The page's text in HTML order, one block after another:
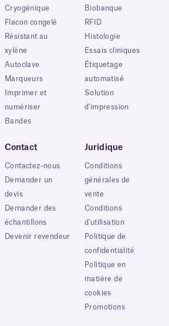
Cryogénique
Flacon congelé
Résistant au
xylène
Autoclave
Marqueurs
Imprimer et
numériser
Bandes
Biobanque
RFID
Histologie
Essais cliniques
Étiquetage
automatisé
Solution
d'impression
Contact
Contactez-nous
Demander un
devis
Demander des
échantillons
Devenir revendeur
Juridique
Conditions
générales de
vente
Conditions
d'utilisation
Politique de
confidentialité
Politique en
matière de
cookies
Promotions